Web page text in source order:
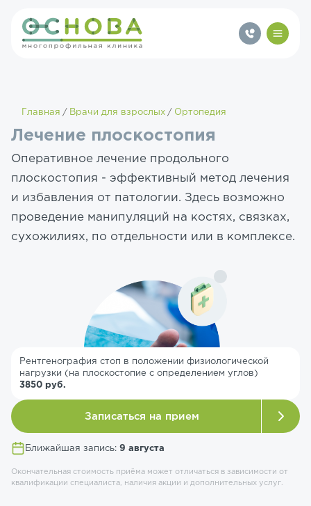
Главная Врачи для взрослых Ортопедия
Лечение плоскостопия
Оперативное лечение продольного
плоскостопия - эффективный метод лечения
и избавления от патологии. Здесь возможно
проведение манипуляций на костях, связках,
сухожилиях, по отдельности или в комплексе.
Ближайшая запись: 9 августа
Рентгенография стоп в положении физиологической
нагрузки (на плоскостопие с определением углов)
3850 руб.
Записаться на прием
Окончательная стоимость приёма может отличаться в зависимости от
квалификации специалиста, наличия акции и дополнительных услуг.